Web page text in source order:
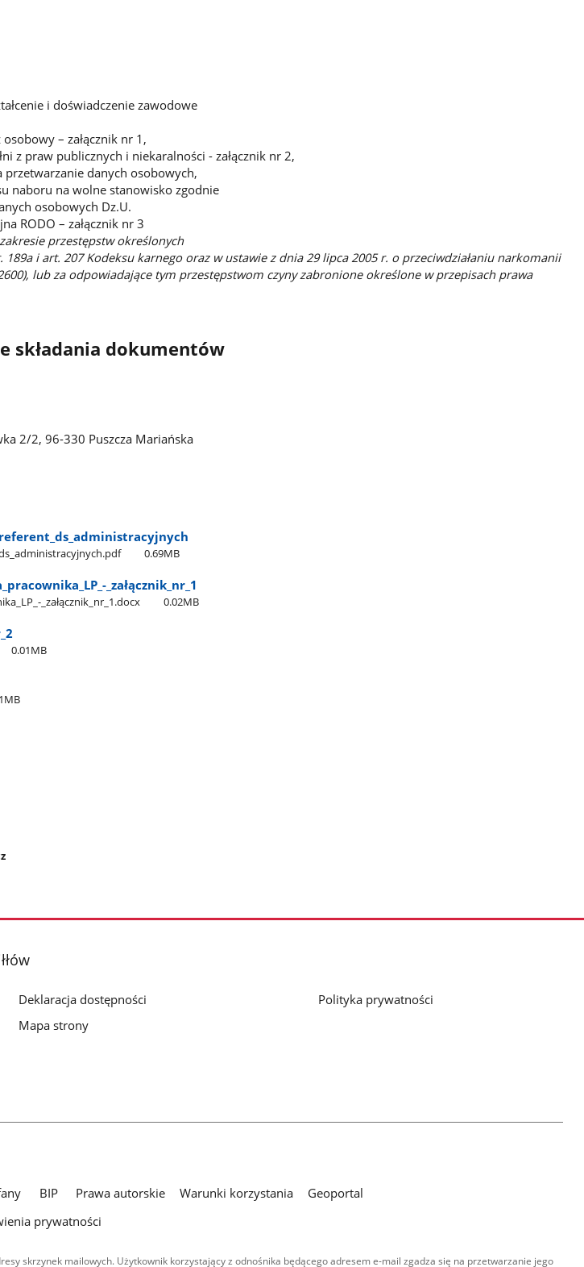
i doświadczenie zawodowe
– załącznik nr 1,
z praw publicznych i niekaralności - załącznik nr 2,
danych osobowych,
naboru na wolne stanowisko zgodnie
osobowych Dz.U.
RODO – załącznik nr 3
przestępstw określonych
189a i art. 207 Kodeksu karnego oraz w ustawie z dnia 29 lipca 2005 r. o przeciwdziałaniu narkomanii
lub za odpowiadające tym przestępstwom czyny zabronione określone w przepisach prawa
składania dokumentów
2/2, 96-330 Puszcza Mariańska
0.69MB
​_załącznik​_nr​_1
​_załącznik​_nr​_1.docx 0.02MB
0.01MB
Deklaracja dostępności
Mapa strony
Polityka prywatności
BIP Prawa autorskie Warunki korzystania
Geoportal
prywatności
skrzynek mailowych. Użytkownik korzystający z odnośnika będącego adresem e-mail zgadza się na przetwarzanie jego